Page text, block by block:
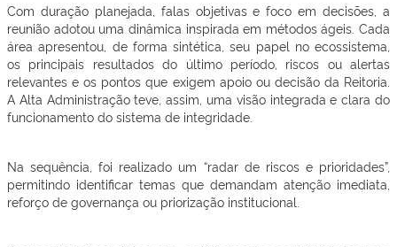
Com duração planejada, falas objetivas e foco em decisões, a
reunião adotou uma dinâmica inspirada em métodos ágeis. Cada
área apresentou, de forma sintética, seu papel no ecossistema,
os principais resultados do último período, riscos ou alertas
relevantes e os pontos que exigem apoio ou decisão da Reitoria.
A Alta Administração teve, assim, uma visão integrada e clara do
funcionamento do sistema de integridade.
Na sequência, foi realizado um “radar de riscos e prioridades”,
permitindo identificar temas que demandam atenção imediata,
reforço de governança ou priorização institucional.